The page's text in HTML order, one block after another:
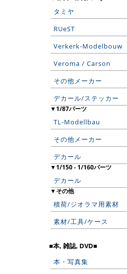
タミヤ
RUeST
Verkerk-Modelbouw
Veroma / Carson
その他メーカー
デカール/ステッカー
▼1/87パーツ
TL-Modellbau
その他メーカー
デカール
▼1/150 - 1/160パーツ
デカール
▼その他
積荷/ジオラマ用素材
素材/工具/ケース
■本, 雑誌, DVD■
本・写真集